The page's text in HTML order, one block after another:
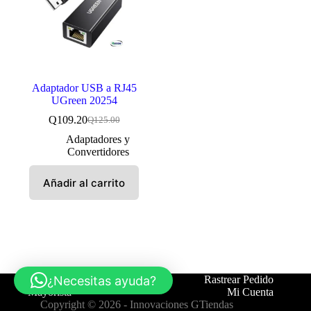
Adaptador USB a RJ45
UGreen 20254
Q125.00
El
precio
original
era:
Q109.20El
precio
actual
es:
Adaptadores y
Convertidores
Añadir al carrito
Tienda Contáctanos
Rastrear Pedido
Mayorista
Mi Cuenta
Copyright © 2026 - Innovaciones GTiendas
¿Necesitas ayuda?